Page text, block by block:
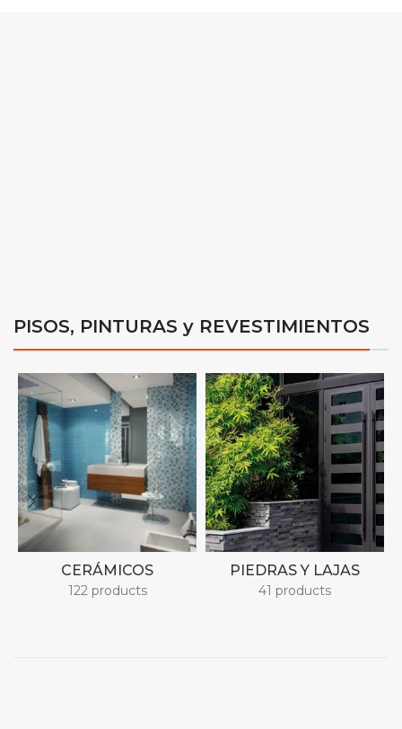
PISOS, PINTURAS y REVESTIMIENTOS
CERÁMICOS
122 products
PIEDRAS Y LAJAS
41 products